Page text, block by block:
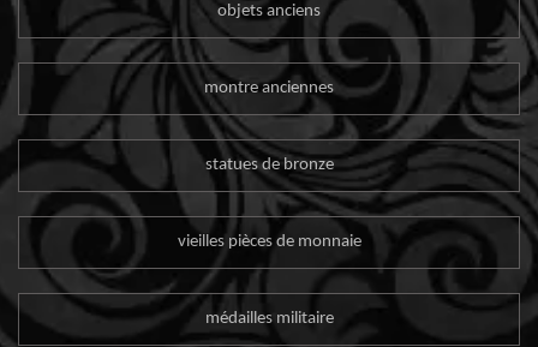
objets anciens
montre anciennes
statues de bronze
vieilles pièces de monnaie
médailles militaire